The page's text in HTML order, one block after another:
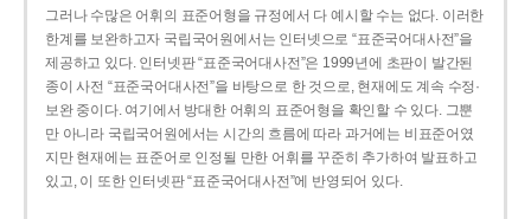
그러나 수많은 어휘의 표준어형을 규정에서 다 예시할 수는 없다. 이러한
한계를 보완하고자 국립국어원에서는 인터넷으로 “표준국어대사전”을
제공하고 있다. 인터넷판 “표준국어대사전”은 1999년에 초판이 발간된
종이 사전 “표준국어대사전”을 바탕으로 한 것으로, 현재에도 계속 수정·
보완 중이다. 여기에서 방대한 어휘의 표준어형을 확인할 수 있다. 그뿐
만 아니라 국립국어원에서는 시간의 흐름에 따라 과거에는 비표준어였
지만 현재에는 표준어로 인정될 만한 어휘를 꾸준히 추가하여 발표하고
있고, 이 또한 인터넷판 “표준국어대사전”에 반영되어 있다.